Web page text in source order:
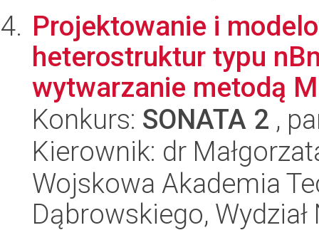
Projektowanie i
heterostruktur typu
wytwarzanie metodą
Konkurs: SONATA 2 ,
Kierownik: dr
Wojskowa Akademia
Dąbrowskiego,